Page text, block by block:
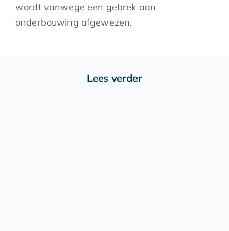
wordt vanwege een gebrek aan
onderbouwing afgewezen.
Lees verder